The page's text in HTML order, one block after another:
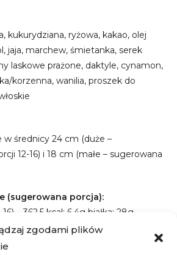
zgodami plików
kukurydziana, ryżowa, kakao, olej
jaja, marchew, śmietanka, serek
laskowe prażone, daktyle, cynamon,
korzenna, wanilia, proszek do
w średnicy 24 cm (duże –
12-16) i 18 cm (małe – sugerowana
(sugerowana porcja):
– 362,5 kcal; 6,4g białka; 28g
kcal; 6g białka; 26,4g tłuszcze;